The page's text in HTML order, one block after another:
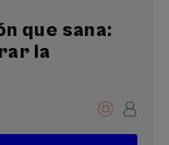
que sana:
la